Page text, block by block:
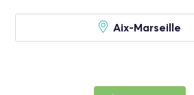
Aix-Marseille